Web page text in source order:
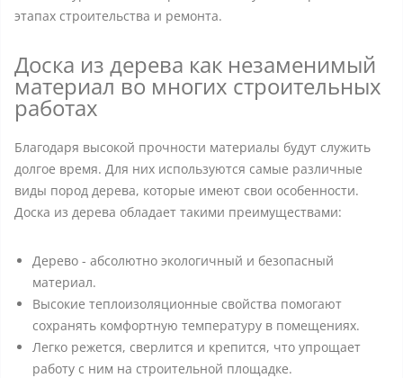
этапах строительства и ремонта.
Доска из дерева как незаменимый
материал во многих строительных
работах
Благодаря высокой прочности материалы будут служить
долгое время. Для них используются самые различные
виды пород дерева, которые имеют свои особенности.
Доска из дерева обладает такими преимуществами:
Дерево - абсолютно экологичный и безопасный
материал.
Высокие теплоизоляционные свойства помогают
сохранять комфортную температуру в помещениях.
Легко режется, сверлится и крепится, что упрощает
работу с ним на строительной площадке.